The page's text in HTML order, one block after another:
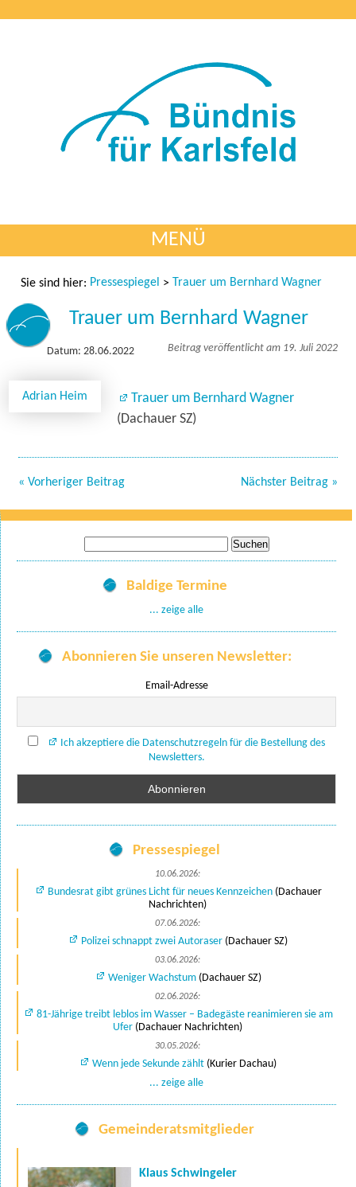
MENÜ
Sie sind hier: Pressespiegel > Trauer um Bernhard Wagner
Trauer um Bernhard Wagner
Datum: 28.06.2022 Beitrag veröffentlicht am 19. Juli 2022
Adrian Heim
Trauer um Bernhard Wagner
(Dachauer SZ)
« Vorheriger Beitrag Nächster Beitrag »
nach:
Baldige Termine
... zeige alle
Abonnieren Sie unseren Newsletter:
Email-Adresse
Ich akzeptiere die Datenschutzregeln für die Bestellung des
Newsletters.
Pressespiegel
10.06.2026:
Bundesrat gibt grünes Licht für neues Kennzeichen(Dachauer
Nachrichten)
07.06.2026:
Polizei schnappt zwei Autoraser (Dachauer SZ)
03.06.2026:
Weniger Wachstum(Dachauer SZ)
02.06.2026:
81-Jährige treibt leblos im Wasser – Badegäste reanimieren sie am
Ufer(Dachauer Nachrichten)
30.05.2026:
Wenn jede Sekunde zählt (Kurier Dachau)
... zeige alle
Gemeinderatsmitglieder
Klaus Schwingeler